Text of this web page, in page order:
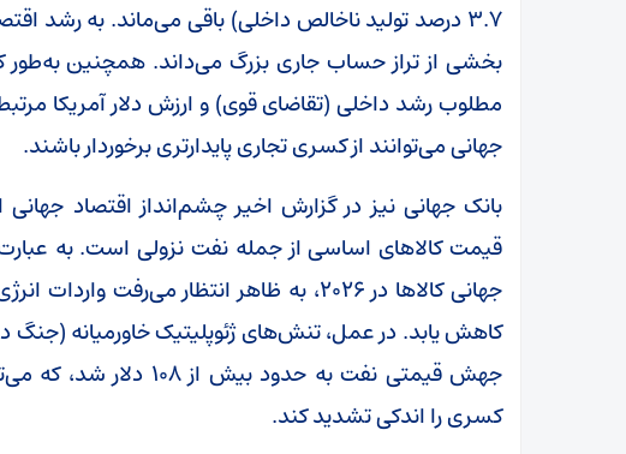
۳.۷ درصد تولید ناخالص داخلی) باقی می‌ماند. به رشد
مطلوب رشد داخلی (تقاضای قوی) و ارزش دلار آمریکا
جهانی می‌توانند از کسری تجاری پایدارتری برخوردار باشند.
جهانی کالا‌ها در ۲۰۲۶، به ظاهر انتظار
کاهش یابد. در عمل، تنش‌های ژئوپلیتیک خاورمیانه
جهش قیمتی نفت به حدود
کسری را اندکی تشدید کند.